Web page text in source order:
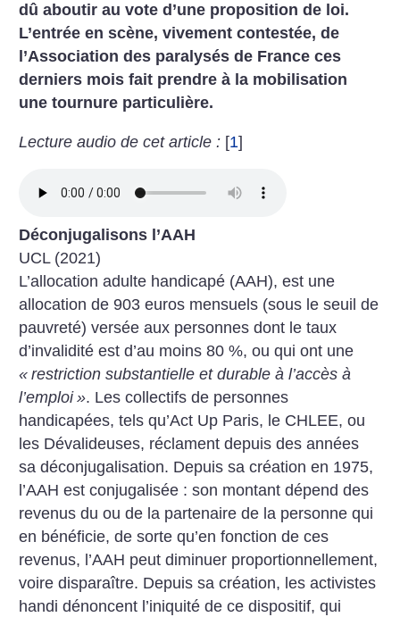
dû aboutir au vote d’une proposition de loi.
L’entrée en scène, vivement contestée, de
l’Association des paralysés de France ces
derniers mois fait prendre à la mobilisation
une tournure particulière.
Lecture audio de cet article : [1]
Déconjugalisons l’AAH
UCL (2021)
L’allocation adulte handicapé (AAH), est une
allocation de 903 euros mensuels (sous le seuil de
pauvreté) versée aux personnes dont le taux
d’invalidité est d’au moins 80 %, ou qui ont une
« restriction substantielle et durable à l’accès à
l’emploi ». Les collectifs de personnes
handicapées, tels qu’Act Up Paris, le CHLEE, ou
les Dévalideuses, réclament depuis des années
sa déconjugalisation. Depuis sa création en 1975,
l’AAH est conjugalisée : son montant dépend des
revenus du ou de la partenaire de la personne qui
en bénéficie, de sorte qu’en fonction de ces
revenus, l’AAH peut diminuer proportionnellement,
voire disparaître. Depuis sa création, les activistes
handi dénoncent l’iniquité de ce dispositif, qui